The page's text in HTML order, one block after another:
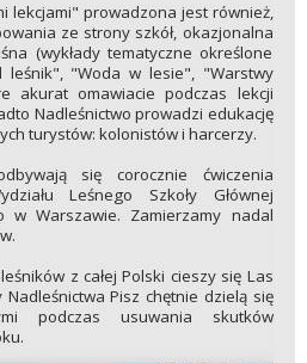
lekcjami" prowadzona jest również,
ze strony szkół, okazjonalna
(wykłady tematyczne określone
leśnik", "Woda w lesie", "Warstwy
akurat omawiacie podczas lekcji
Nadleśnictwo prowadzi edukację
turystów: kolonistów i harcerzy.
się corocznie ćwiczenia
Leśnego Szkoły Głównej
w Warszawie. Zamierzamy nadal
z całej Polski cieszy się Las
Pisz chętnie dzielą się
podczas usuwania skutków